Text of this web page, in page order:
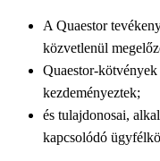
A Quaestor
közvetlenül
Quaestor-
kezdeményeztek;
és tulajdonosai,
kapcsolódó